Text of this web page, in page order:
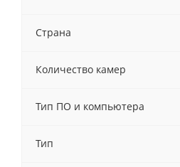
Страна
Количество камер
Тип ПО и компьютера
Тип